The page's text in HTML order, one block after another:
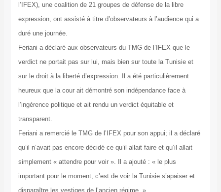
l’IFEX), une coalition de 21 groupes de défense de la libre
expression, ont assisté à titre d’observateurs à l’audience qui a
duré une journée.
Feriani a déclaré aux observateurs du TMG de l’IFEX que le
verdict ne portait pas sur lui, mais bien sur toute la Tunisie et
sur le droit à la liberté d’expression. Il a été particulièrement
heureux que la cour ait démontré son indépendance face à
l’ingérence politique et ait rendu un verdict équitable et
transparent.
Feriani a remercié le TMG de l’IFEX pour son appui; il a déclaré
qu’il n’avait pas encore décidé ce qu’il allait faire et qu’il allait
simplement « attendre pour voir ». Il a ajouté : « le plus
important pour le moment, c’est de voir la Tunisie s’apaiser et
disparaître les vestiges de l’ancien régime. »